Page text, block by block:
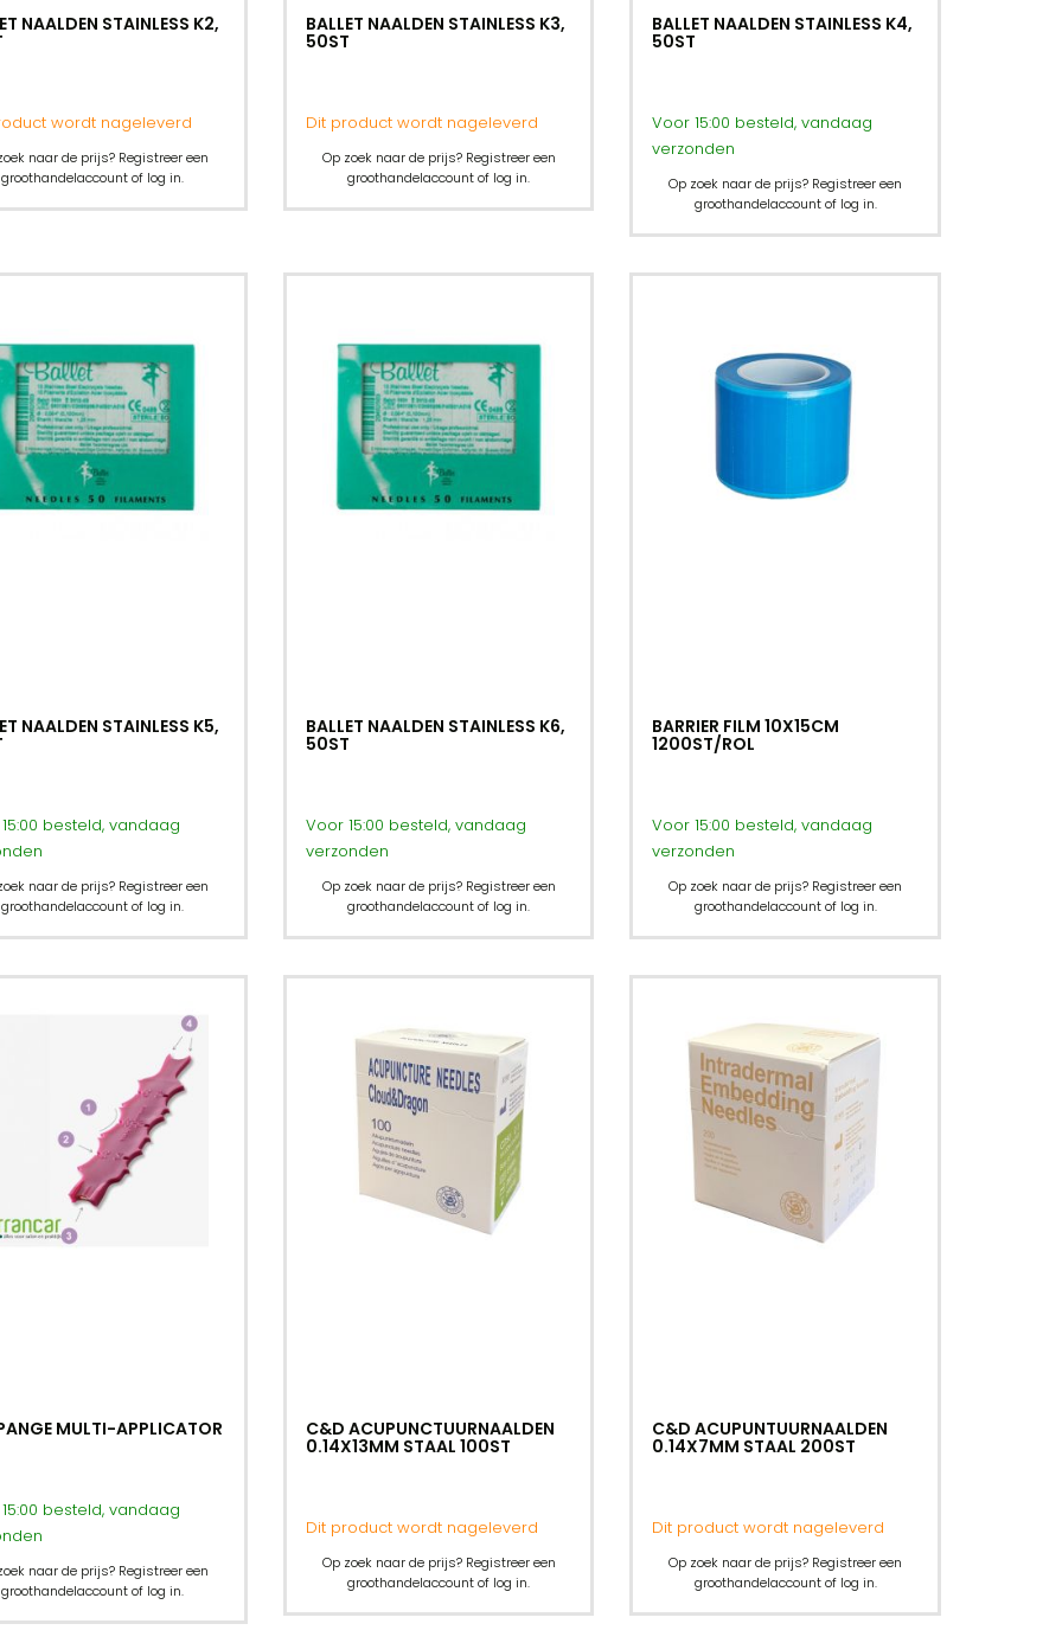
NAALDEN STAINLESS K2,
wordt nageleverd
naar de prijs? Registreer een
groothandelaccount of log in.
BALLET NAALDEN STAINLESS K3,
50ST
Dit product wordt nageleverd
Op zoek naar de prijs? Registreer een
groothandelaccount of log in.
BALLET NAALDEN STAINLESS K4,
50ST
Voor 15:00 besteld, vandaag
verzonden
Op zoek naar de prijs? Registreer een
groothandelaccount of log in.
NAALDEN STAINLESS K5,
besteld, vandaag
naar de prijs? Registreer een
groothandelaccount of log in.
BALLET NAALDEN STAINLESS K6,
50ST
Voor 15:00 besteld, vandaag
verzonden
Op zoek naar de prijs? Registreer een
groothandelaccount of log in.
BARRIER FILM 10X15CM
1200ST/ROL
Voor 15:00 besteld, vandaag
verzonden
Op zoek naar de prijs? Registreer een
groothandelaccount of log in.
MULTI-APPLICATOR
besteld, vandaag
naar de prijs? Registreer een
groothandelaccount of log in.
C&D ACUPUNCTUURNAALDEN
0.14X13MM STAAL 100ST
Dit product wordt nageleverd
Op zoek naar de prijs? Registreer een
groothandelaccount of log in.
C&D ACUPUNTUURNAALDEN
0.14X7MM STAAL 200ST
Dit product wordt nageleverd
Op zoek naar de prijs? Registreer een
groothandelaccount of log in.